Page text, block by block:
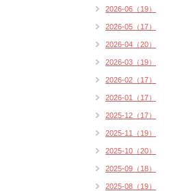
2026-06（19）
2026-05（17）
2026-04（20）
2026-03（19）
2026-02（17）
2026-01（17）
2025-12（17）
2025-11（19）
2025-10（20）
2025-09（18）
2025-08（19）